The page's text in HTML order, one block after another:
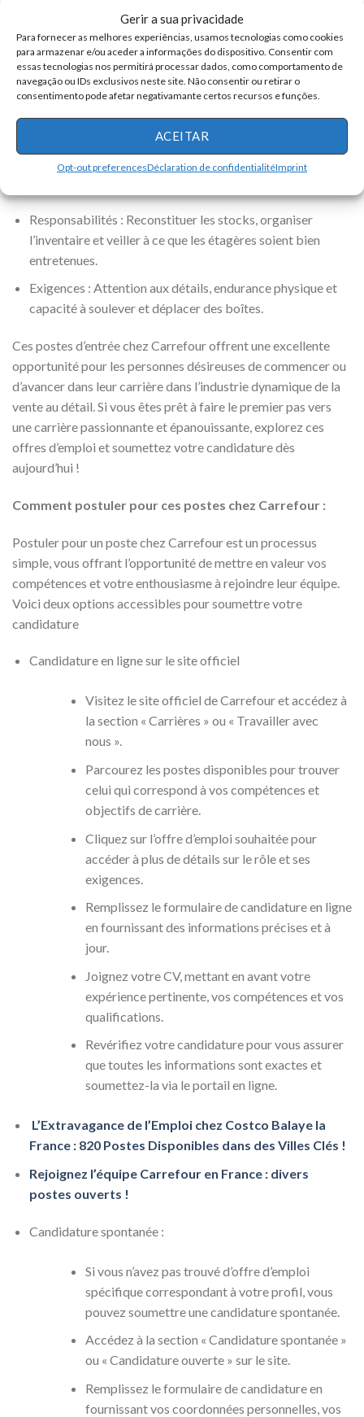
Gerir a sua privacidade
Para fornecer as melhores experiências, usamos tecnologias como cookies
para armazenar e/ou aceder a informações do dispositivo. Consentir com
essas tecnologias nos permitirá processar dados, como comportamento de
navegação ou IDs exclusivos neste site. Não consentir ou retirar o
consentimento pode afetar negativamante certos recursos e funções.
ACEITAR
Opt-out preferencesDéclaration de confidentialitéImprint
d’entretien pour assurer un environnement de magasin sûr
et accueillant.
Exigences : Capacité à manipuler des équipements de
maintenance de base, souci de la propreté et approche
7 – Employé de stock – Gestion des stocks
Responsabilités : Reconstituer les stocks, organiser
l’inventaire et veiller à ce que les étagères soient bien
entretenues.
Exigences : Attention aux détails, endurance physique et
capacité à soulever et déplacer des boîtes.
Ces postes d’entrée chez Carrefour offrent une excellente
opportunité pour les personnes désireuses de commencer ou
d’avancer dans leur carrière dans l’industrie dynamique de la
vente au détail. Si vous êtes prêt à faire le premier pas vers
une carrière passionnante et épanouissante, explorez ces
offres d’emploi et soumettez votre candidature dès
aujourd’hui !
Comment postuler pour ces postes chez Carrefour :
Postuler pour un poste chez Carrefour est un processus
simple, vous offrant l’opportunité de mettre en valeur vos
compétences et votre enthousiasme à rejoindre leur équipe.
Voici deux options accessibles pour soumettre votre
candidature
Candidature en ligne sur le site officiel
Visitez le site officiel de Carrefour et accédez à
la section « Carrières » ou « Travailler avec
nous ».
Parcourez les postes disponibles pour trouver
celui qui correspond à vos compétences et
objectifs de carrière.
Cliquez sur l’offre d’emploi souhaitée pour
accéder à plus de détails sur le rôle et ses
exigences.
Remplissez le formulaire de candidature en ligne
en fournissant des informations précises et à
jour.
Joignez votre CV, mettant en avant votre
expérience pertinente, vos compétences et vos
qualifications.
Revérifiez votre candidature pour vous assurer
que toutes les informations sont exactes et
soumettez-la via le portail en ligne.
L’Extravagance de l’Emploi chez Costco Balaye la
France : 820 Postes Disponibles dans des Villes Clés !
Rejoignez l’équipe Carrefour en France : divers
postes ouverts !
Candidature spontanée :
Si vous n’avez pas trouvé d’offre d’emploi
spécifique correspondant à votre profil, vous
pouvez soumettre une candidature spontanée.
Accédez à la section « Candidature spontanée »
ou « Candidature ouverte » sur le site.
Remplissez le formulaire de candidature en
fournissant vos coordonnées personnelles, vos